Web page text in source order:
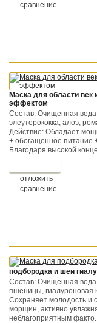
сравнение
Маска для области век
эффектом
Состав: Очищенная
элеутерококка, алоэ,
Действие: Обладает
+ обогащенное питание
Благодаря высокой
отложить
сравнение
подбородка и шеи
Состав: Очищенная
пшеницы, гиалуроновая
Сохраняет молодость и
морщин, активно
неблагоприятным